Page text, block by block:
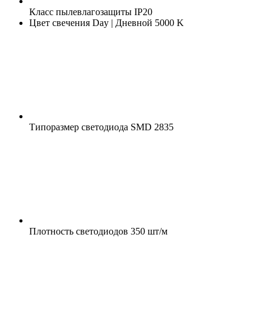
Класс пылевлагозащиты IP20
Цвет свечения Day | Дневной 5000 K
Типоразмер светодиода SMD 2835
Плотность светодиодов 350 шт/м